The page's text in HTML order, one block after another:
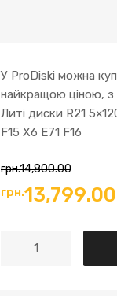
У ProDiski можна
найкращою ціною, з
Литі диски R21
F15 X6 E71 F16
грн.14,800.00
грн.13,799.00